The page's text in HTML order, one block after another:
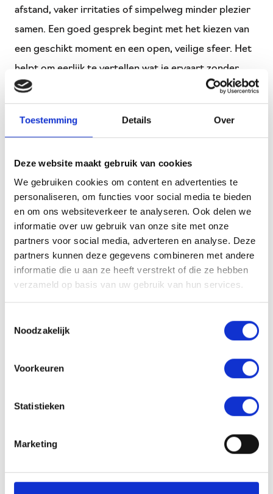
Toestemming Details Over
Deze website maakt gebruik van cookies
We gebruiken cookies om content en advertenties te
personaliseren, om functies voor social media te bieden
en om ons websiteverkeer te analyseren. Ook delen we
informatie over uw gebruik van onze site met onze
partners voor social media, adverteren en analyse. Deze
partners kunnen deze gegevens combineren met andere
informatie die u aan ze heeft verstrekt of die ze hebben
verzameld op basis van uw gebruik van hun services.
Noodzakelijk
Voorkeuren
Statistieken
Marketing
afstand, vaker irritaties of simpelweg minder plezier
samen. Een goed gesprek begint met het kiezen van
een geschikt moment en een open, veilige sfeer. Het
helpt om eerlijk te vertellen wat je ervaart zonder
verwijten te maken, en net zo belangrijk: om oprecht
stellen en de tijd te nemen voor elkaars perspectief,
emoties oplopen. Soms helpt een korte pauze om
weer met helder hoofd verder te praten. Van daaruit
maken, verwachtingen afstemmen of nieuwe manieren
van communiceren proberen. Verandering kost tijd,
Relatiedesk in Apeldoornen in
. Wij zijn er om te luisteren, het gesprek aan te
gaan en jullie verder te brengen. Zonder oordeel.
Ook bij een relatiebreuk. Wil je meer informatie: kijk